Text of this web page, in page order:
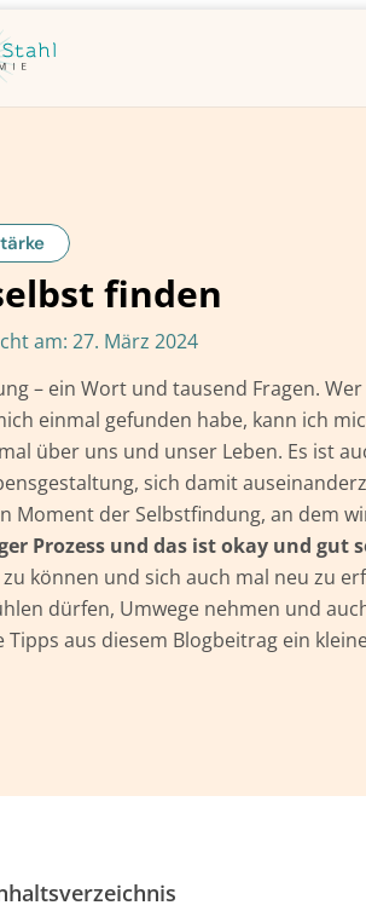
finden
am: 27. März 2024
– ein Wort und tausend Fragen.
einmal gefunden habe, kann ich
über uns und unser Leben. Es ist
sich damit
Moment der Selbstfindung, an dem
Prozess und das ist okay und gut
können und sich auch mal neu zu
dürfen, Umwege nehmen und
Tipps aus diesem Blogbeitrag ein